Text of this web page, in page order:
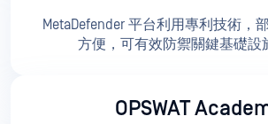
MetaDefender 平台利用專利技術，
方便，可有效防禦關鍵基礎設
OPSWAT